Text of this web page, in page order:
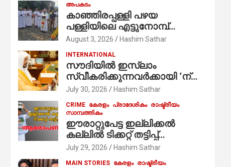
അപകടം
കാഞ്ഞിരപ്പള്ളി പഴയ
പള്ളിയിലെ എട്ടുനോമ്പ്
ആചരണത്തിന്റെ ഭാഗമായുള്ള
ആർച്ച് പ്രീസ്റ്റ് വെരി. റവ.ഫാ.
കുര്യൻ താമരശ്ശേരി
നിർവഹിക്കുന്നു.
August 3, 2026 Hashim Sathar
INTERNATIONAL
സൗദിയില്‍ ഇസ്‌ലാം
സ്വീകരിക്കുന്നവര്‍ക്കായി ‘ന്യൂ
മുസ്ലിം’ ഡിജിറ്റല്‍ കാര്‍ഡ്
സേവനം ആരംഭിച്ചു
July 30, 2026 Hashim Sathar
CRIME കേരളം പ്രാദേശികം രാഷ്ട്രീയം
സാമ്പത്തികം
ഈരാറ്റുപേട്ട ഇല്ലിക്കൽ
കല്ലിൽ ടിക്കറ്റ് തട്ടിപ്പ്
ആരോപണം;
July 29, 2026 Hashim Sathar
MAIN STORIES കേരളം രാഷ്ട്രീയം